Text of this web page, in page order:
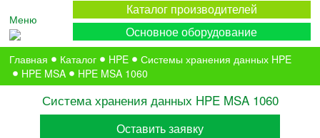
Меню
Каталог производителей
Основное оборудование
Главная Каталог HPE
Системы хранения данных HPE
HPE MSA
HPE MSA 1060
Система хранения данных HPE MSA 1060
Оставить заявку